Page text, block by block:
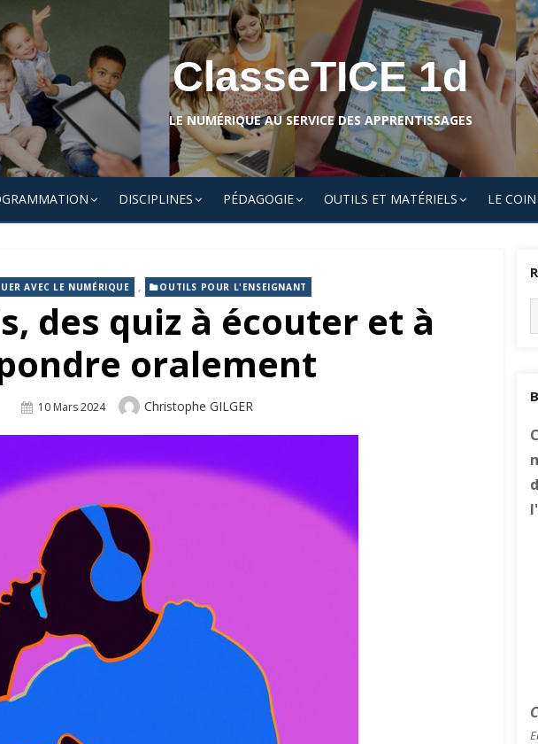
ClasseTICE 1d
LE NUMÉRIQUE AU SERVICE DES APPRENTISSAGES
DISCIPLINES PÉDAGOGIE OUTILS ET MATÉRIELS LE
AVEC LE NUMÉRIQUE , OUTILS POUR L'ENSEIGNANT
des quiz à écouter et à
oralement
Posted
10 Mars 2024 Author
Christophe GILGER